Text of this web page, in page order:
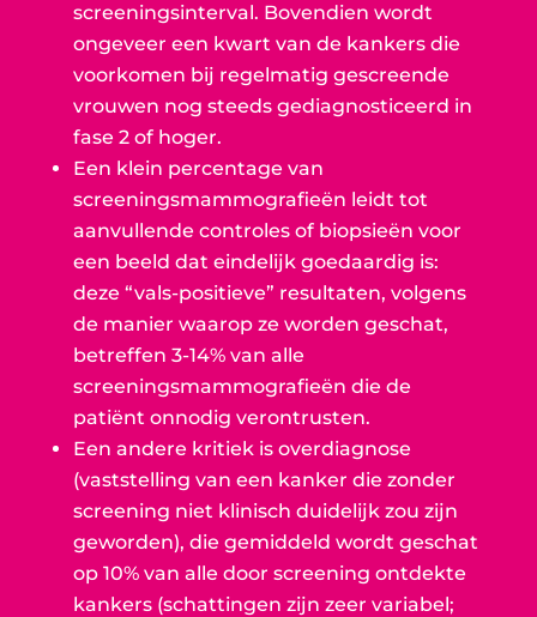
screeningsinterval. Bovendien wordt
ongeveer een kwart van de kankers die
voorkomen bij regelmatig gescreende
vrouwen nog steeds gediagnosticeerd in
fase 2 of hoger.
Een klein percentage van
screeningsmammografieën leidt tot
aanvullende controles of biopsieën voor
een beeld dat eindelijk goedaardig is:
deze “vals-positieve” resultaten, volgens
de manier waarop ze worden geschat,
betreffen 3-14% van alle
screeningsmammografieën die de
patiënt onnodig verontrusten.
Een andere kritiek is overdiagnose
(vaststelling van een kanker die zonder
screening niet klinisch duidelijk zou zijn
geworden), die gemiddeld wordt geschat
op 10% van alle door screening ontdekte
kankers (schattingen zijn zeer variabel;